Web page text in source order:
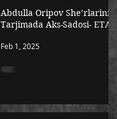
Abdulla Oripov She’rlarining
Tarjimada Aks-Sadosi- ЕТАР
Feb 1, 2025